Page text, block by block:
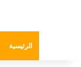
الرئيسية